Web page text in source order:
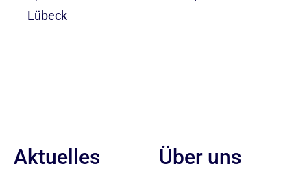
Lübeck
Aktuelles Über uns